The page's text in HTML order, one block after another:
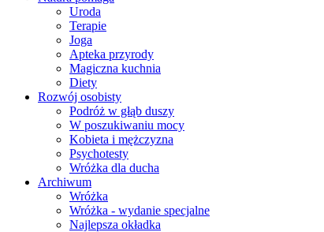
Uroda
Terapie
Joga
Apteka przyrody
Magiczna kuchnia
Diety
Rozwój osobisty
Podróż w głąb duszy
W poszukiwaniu mocy
Kobieta i mężczyzna
Psychotesty
Wróżka dla ducha
Archiwum
Wróżka
Wróżka - wydanie specjalne
Najlepsza okładka